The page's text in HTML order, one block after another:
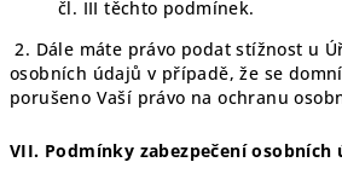
čl. III těchto podmínek.
2. Dále máte právo podat stížnost u
osobních údajů v případě, že se
porušeno Vaší právo na ochranu
VII. Podmínky zabezpečení osobních